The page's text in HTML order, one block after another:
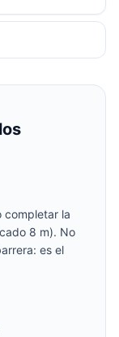
completar la
8 m). No
es el